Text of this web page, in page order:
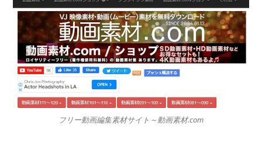
フリー動画編集素材サイト～動画素材.com